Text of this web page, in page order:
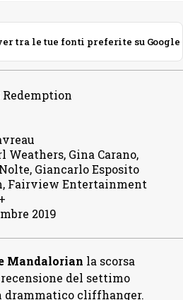
tra le tue fonti preferite su Google
Redemption
Weathers, Gina Carano,
Giancarlo Esposito
Fairview Entertainment
2019
Mandalorian la scorsa
del settimo
drammatico cliffhanger.